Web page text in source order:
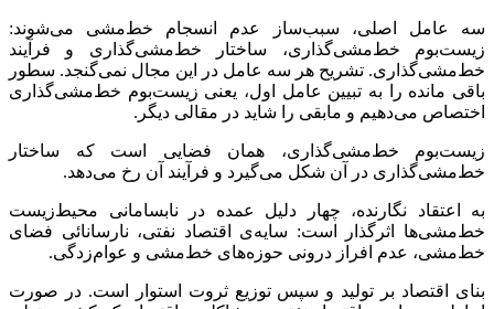
سه عامل اصلی، سبب‌ساز عدم انسجام خط‌مشی می‌شوند:
زیست‌بوم خط‌مشی‌گذاری، ساختار خط‌مشی‌گذاری و فرآیند
خط‌مشی‌گذاری. تشریح هر سه عامل در این مجال نمی‌گنجد. سطور
باقی مانده را به تبیین عامل اول، یعنی زیست‌بوم خط‌مشی‌گذاری
اختصاص می‌دهیم و مابقی را شاید در مقالی دیگر.
زیست‌بوم خط‌مشی‌گذاری، همان فضایی است که ساختار
خط‌مشی‌گذاری در آن شکل می‌گیرد و فرآیند آن رخ می‌دهد.
به اعتقاد نگارنده، چهار دلیل عمده در نابسامانی محیط‌زیست
خط‌مشی‌ها اثرگذار است: سایه‌ی اقتصاد نفتی، نارسانائی فضای
خط‌مشی، عدم افراز درونی حوزه‌های خط‌مشی و عوام‌زدگی.
بنای اقتصاد بر تولید و سپس توزیع ثروت استوار است. در صورت